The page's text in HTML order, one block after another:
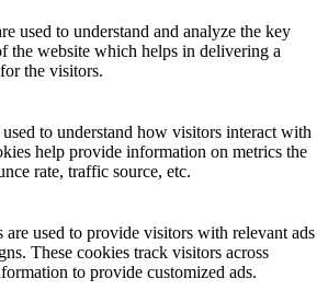
used to understand and analyze the key
the website which helps in delivering a
the visitors.
to understand how visitors interact with
help provide information on metrics the
rate, traffic source, etc.
are used to provide visitors with relevant ads
These cookies track visitors across
to provide customized ads.